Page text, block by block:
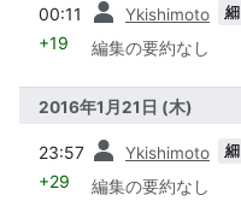
00:11 Ykishimoto 細
+19 編集の要約なし
2016年1月21日 (木)
23:57 Ykishimoto 細
+29 編集の要約なし